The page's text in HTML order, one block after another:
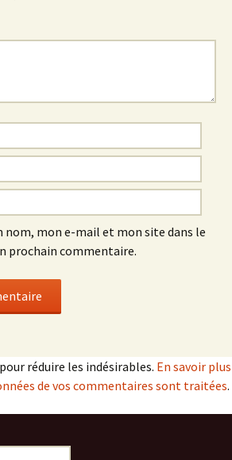
nom, mon e-mail et mon site dans le
prochain commentaire.
réduire les indésirables. En savoir plus
de vos commentaires sont traitées.